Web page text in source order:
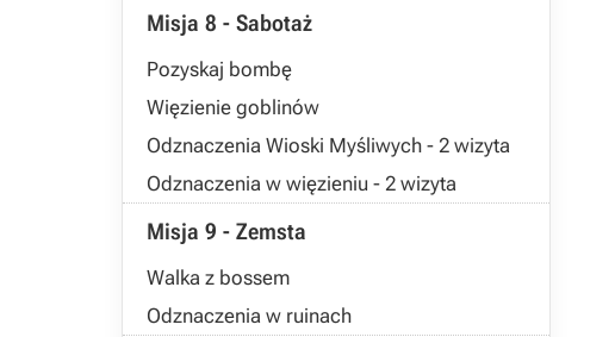
Misja 8 - Sabotaż
Pozyskaj bombę
Więzienie goblinów
Odznaczenia Wioski Myśliwych - 2 wizyta
Odznaczenia w więzieniu - 2 wizyta
Misja 9 - Zemsta
Walka z bossem
Odznaczenia w ruinach